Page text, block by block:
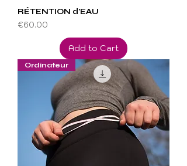
RÉTENTION d'EAU
Price
€60.00
Add to Cart
Ordinateur